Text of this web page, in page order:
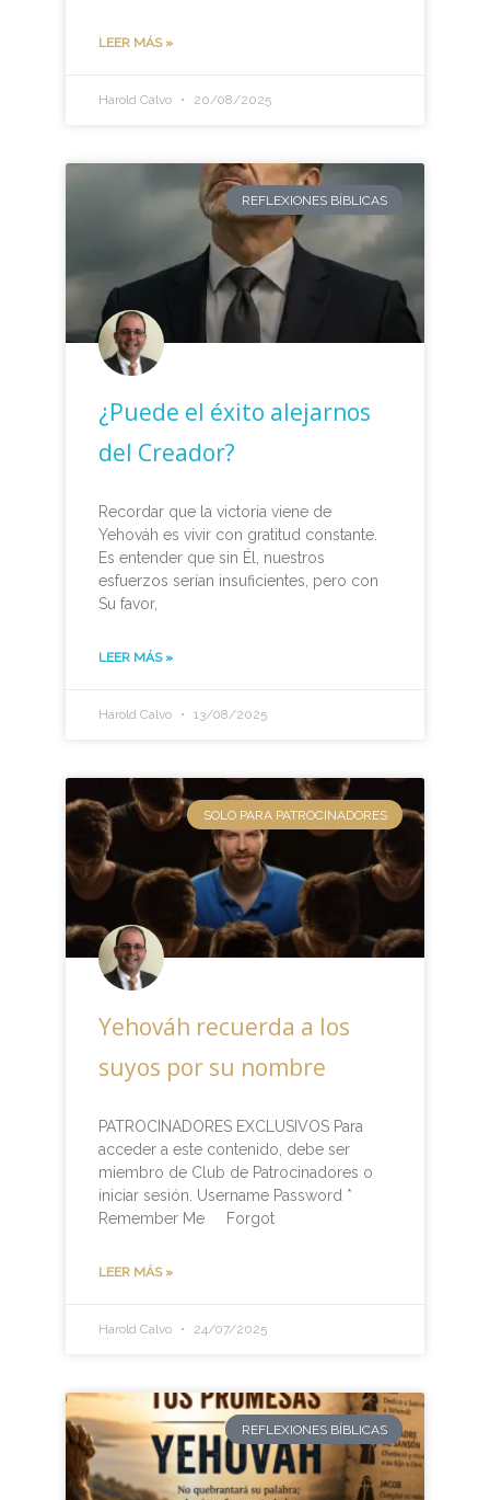
LEER MÁS »
Harold Calvo 20/08/2025
REFLEXIONES BÍBLICAS
¿Puede el éxito alejarnos
del Creador?
Recordar que la victoria viene de
Yehováh es vivir con gratitud constante.
Es entender que sin Él, nuestros
esfuerzos serían insuficientes, pero con
Su favor,
LEER MÁS »
Harold Calvo 13/08/2025
SOLO PARA PATROCINADORES
Yehováh recuerda a los
suyos por su nombre
PATROCINADORES EXCLUSIVOS Para
acceder a este contenido, debe ser
miembro de Club de Patrocinadores o
iniciar sesión. Username Password *
Remember Me Forgot
LEER MÁS »
Harold Calvo 24/07/2025
REFLEXIONES BÍBLICAS